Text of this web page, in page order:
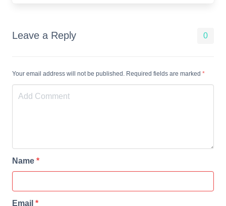
Leave a Reply 0
Your email address will not be published. Required fields are marked *
Name *
Email *